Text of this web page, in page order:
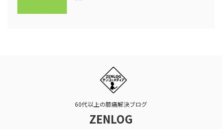
60代以上の膝痛解決ブログ
ZENLOG